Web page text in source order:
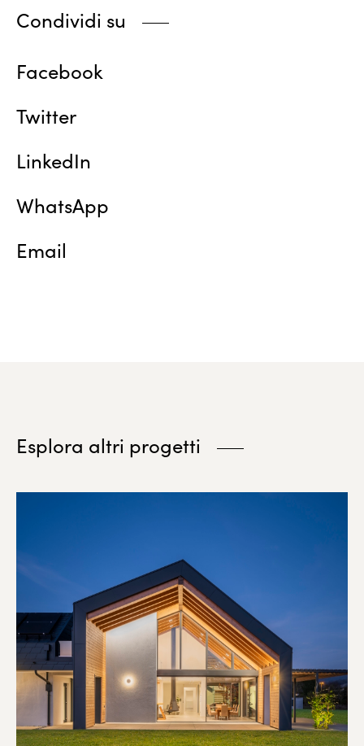
Condividi su
Facebook
Twitter
LinkedIn
WhatsApp
Email
Esplora altri progetti